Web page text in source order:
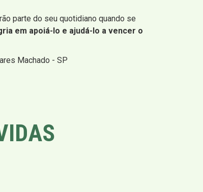
parte do seu quotidiano quando se
em apoiá-lo e ajudá-lo a vencer o
Machado - SP